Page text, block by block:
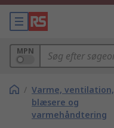
MPN
/ Varme, ventilation,
blæsere og
varmehåndtering